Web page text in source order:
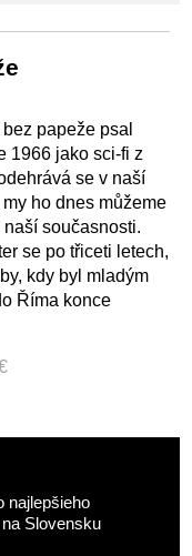
papeže psal
1966 jako sci-fi z
se v naší
ho dnes můžeme
současnosti.
se po třiceti letech,
kdy byl mladým
Říma konce
najlepšieho
Slovensku